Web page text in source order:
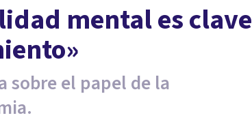
mental es clave
sobre el papel de la